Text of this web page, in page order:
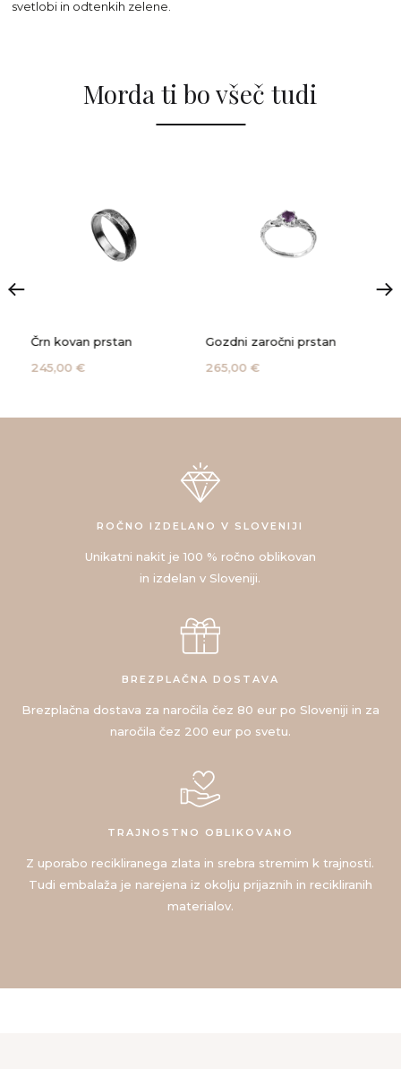
svetlobi in odtenkih zelene.
Morda ti bo všeč tudi
Črn kovan prstan
245,00 €
Gozdni zaročni prstan
265,00 €
ROČNO IZDELANO V SLOVENIJI
Unikatni nakit je 100 % ročno oblikovan
in izdelan v Sloveniji.
BREZPLAČNA DOSTAVA
Brezplačna dostava za naročila čez 80 eur po Sloveniji in za
naročila čez 200 eur po svetu.
TRAJNOSTNO OBLIKOVANO
Z uporabo recikliranega zlata in srebra stremim k trajnosti.
Tudi embalaža je narejena iz okolju prijaznih in recikliranih
materialov.